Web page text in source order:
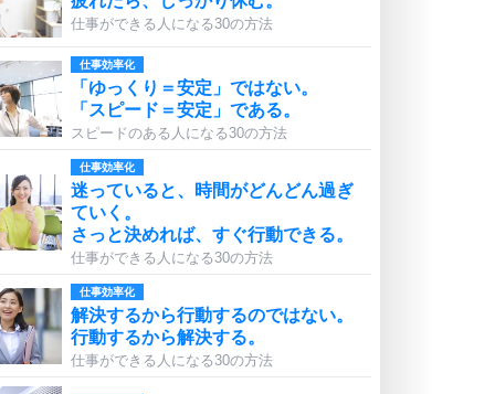
仕事ができる人になる30の方法
仕事効率化
「ゆっくり＝安定」ではない。
「スピード＝安定」である。
スピードのある人になる30の方法
仕事効率化
迷っていると、時間がどんどん過ぎ
ていく。
さっと決めれば、すぐ行動できる。
仕事ができる人になる30の方法
仕事効率化
解決するから行動するのではない。
行動するから解決する。
仕事ができる人になる30の方法